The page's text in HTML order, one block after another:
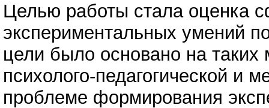
Целью работы стала оценка
экспериментальных умений
цели было основано на таких
психолого-педагогической и
проблеме формирования